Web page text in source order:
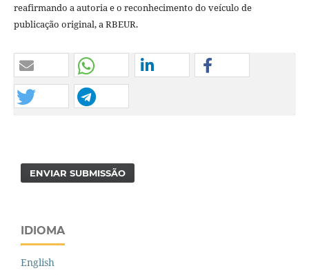
reafirmando a autoria e o reconhecimento do veículo de
publicação original, a RBEUR.
ENVIAR SUBMISSÃO
IDIOMA
English